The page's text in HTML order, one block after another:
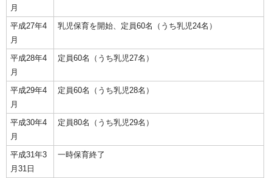
月
平成27年4
月
乳児保育を開始、定員60名（うち乳児24名）
平成28年4
月
定員60名（うち乳児27名）
平成29年4
月
定員60名（うち乳児28名）
平成30年4
月
定員80名（うち乳児29名）
平成31年3
月31日
一時保育終了